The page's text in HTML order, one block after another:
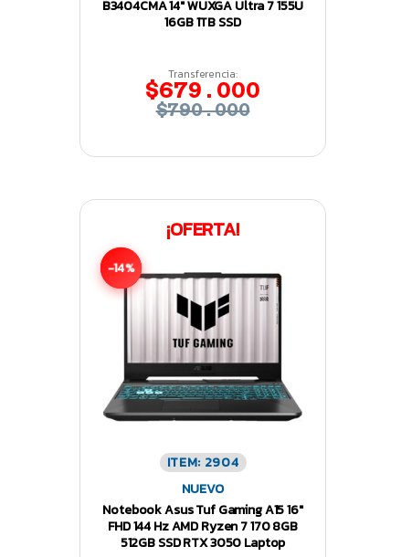
B3404CMA 14″ WUXGA Ultra 7 155U
16GB 1TB SSD
Transferencia:
$679.000
$790.000
¡OFERTA!
-14%
ITEM: 2904
NUEVO
Notebook Asus Tuf Gaming A15 16″
FHD 144 Hz AMD Ryzen 7 170 8GB
512GB SSD RTX 3050 Laptop